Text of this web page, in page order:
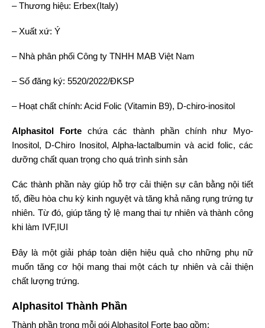
– Thương hiệu: Erbex(Italy)
– Xuất xứ: Ý
– Nhà phân phối Công ty TNHH MAB Việt Nam
– Số đăng ký: 5520/2022/ĐKSP
– Hoạt chất chính: Acid Folic (Vitamin B9), D-chiro-inositol
Alphasitol Fortechứa các thành phần chính như Myo-
Inositol, D-Chiro Inositol, Alpha-lactalbumin và acid folic, các
dưỡng chất quan trọng cho quá trình sinh sản
Các thành phần này giúp hỗ trợ cải thiện sự cân bằng nội tiết
tố, điều hòa chu kỳ kinh nguyệt và tăng khả năng rụng trứng tự
nhiên. Từ đó, giúp tăng tỷ lệ mang thai tự nhiên và thành công
khi làm IVF,IUI
Đây là một giải pháp toàn diện hiệu quả cho những phụ nữ
muốn tăng cơ hội mang thai một cách tự nhiên và cải thiện
chất lượng trứng.
Alphasitol Thành Phần
Thành phần trong mỗi gói Alphasitol Forte bao gồm: